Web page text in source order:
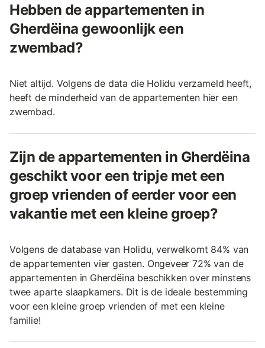
Hebben de appartementen in
Gherdëina gewoonlijk een
zwembad?
Niet altijd. Volgens de data die Holidu verzameld heeft,
heeft de minderheid van de appartementen hier een
zwembad.
Zijn de appartementen in Gherdëina
geschikt voor een tripje met een
groep vrienden of eerder voor een
vakantie met een kleine groep?
Volgens de database van Holidu, verwelkomt 84% van
de appartementen vier gasten. Ongeveer 72% van de
appartementen in Gherdëina beschikken over minstens
twee aparte slaapkamers. Dit is de ideale bestemming
voor een kleine groep vrienden of met een kleine
familie!